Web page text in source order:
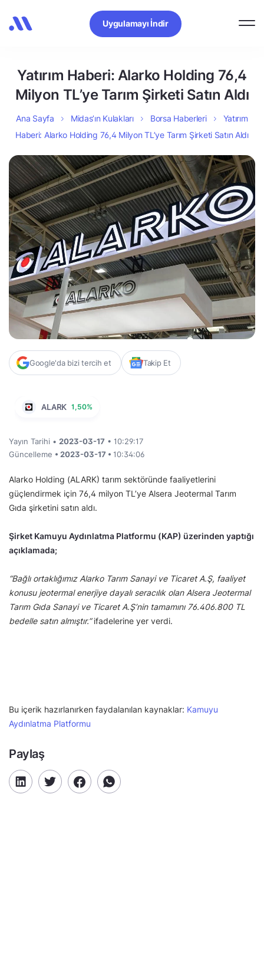
Uygulamayı İndir
Yatırım Haberi: Alarko Holding 76,4
Milyon TL’ye Tarım Şirketi Satın Aldı
Ana Sayfa Midas’ın Kulakları Borsa Haberleri
Yatırım
Haberi: Alarko Holding 76,4 Milyon TL’ye Tarım Şirketi Satın Aldı
Google'da bizi tercih et Takip Et
ALARK 1,50%
Yayın Tarihi • 2023-03-17 • 10:29:17
Güncelleme • 2023-03-17 • 10:34:06
Alarko Holding (ALARK) tarım sektöründe faaliyetlerini
güçlendirmek için 76,4 milyon TL’ye Alsera Jeotermal Tarım
Gıda şirketini satın aldı.
Şirket Kamuyu Aydınlatma Platformu (KAP) üzerinden yaptığı
açıklamada;
“Bağlı ortaklığımız Alarko Tarım Sanayi ve Ticaret A.Ş, faaliyet
konusu jeotermal enerjiye dayalı seracılık olan Alsera Jeotermal
Tarım Gıda Sanayi ve Ticaret A.Ş’nin tamamını 76.406.800 TL
bedelle satın almıştır.”ifadelerine yer verdi.
Bu içerik hazırlanırken faydalanılan kaynaklar: Kamuyu
Aydınlatma Platformu
Paylaş